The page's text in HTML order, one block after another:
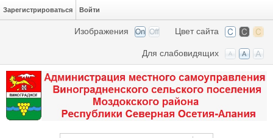
Зарегистрироваться Войти
Цвет сайта
Изображения
Для слабовидящих